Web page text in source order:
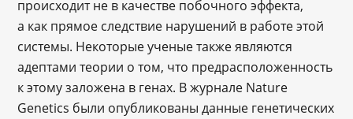
происходит не в качестве побочного эффекта,
а как прямое следствие нарушений в работе этой
системы. Некоторые ученые также являются
адептами теории о том, что предрасположенность
к этому заложена в генах. В журнале Nature
Genetics были опубликованы данные генетических